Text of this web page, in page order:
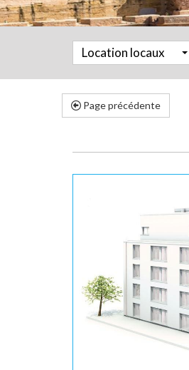
Location locaux
Page précédente